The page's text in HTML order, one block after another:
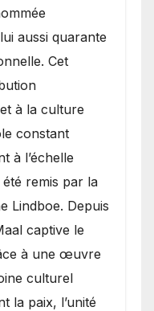
aussi quarante
Cet
à la culture
constant
à l’échelle
remis par la
Lindboe. Depuis
captive le
à une œuvre
culturel
la paix, l’unité